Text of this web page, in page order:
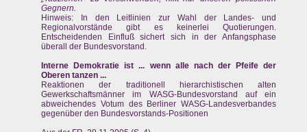
Gegnern.
Hinweis: In den Leitlinien zur Wahl der Landes- und
Regionalvorstände gibt es keinerlei Quotierungen.
Entscheidenden Einfluß sichert sich in der Anfangsphase
überall der Bundesvorstand.
Interne Demokratie ist ... wenn alle nach der Pfeife der
Oberen tanzen ...
Reaktionen der traditionell hierarchistischen alten
Gewerkschaftsmänner im WASG-Bundesvorstand auf ein
abweichendes Votum des Berliner WASG-Landesverbandes
gegenüber den Bundesvorstands-Positionen